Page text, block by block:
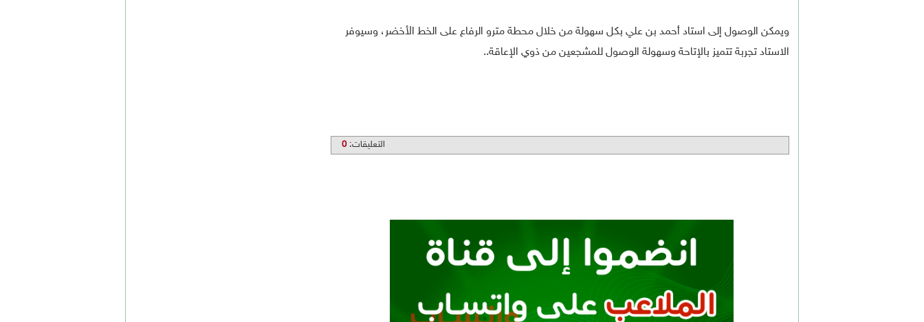
ويمكن الوصول إلى استاد أحمد بن علي بكل سهولة من خلال محطة مترو الرفاع على الخط الأخضر، وسيوفر
الاستاد تجربة تتميز بالإتاحة وسهولة الوصول للمشجعين من ذوي الإعاقة..
التعليقات:0